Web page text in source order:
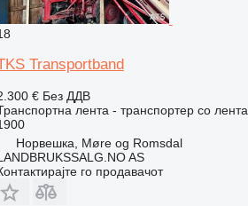
Transportband
€ Без ДДВ
лента - транспортер со лента
Норвешка, Møre og Romsdal
AS
го продавачот